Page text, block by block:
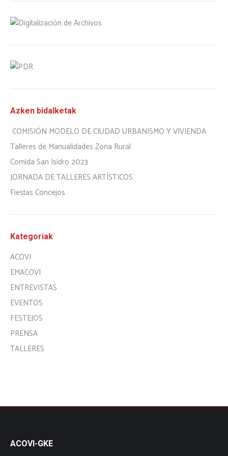
Azken bidalketak
COMISIÓN MODELO DE CIUDAD URBANISMO Y VIVIENDA
Talleres de Manualidades Zona Rural
Comida San Isidro 2023
JORNADA DE TALLERES ARTÍSTICOS
Fiestas Concejos
Kategoriak
ACOVI
EMACOVI
ENTREVISTAS
EVENTOS
FESTEJOS
PRENSA
TALLERES
ACOVI-GKE